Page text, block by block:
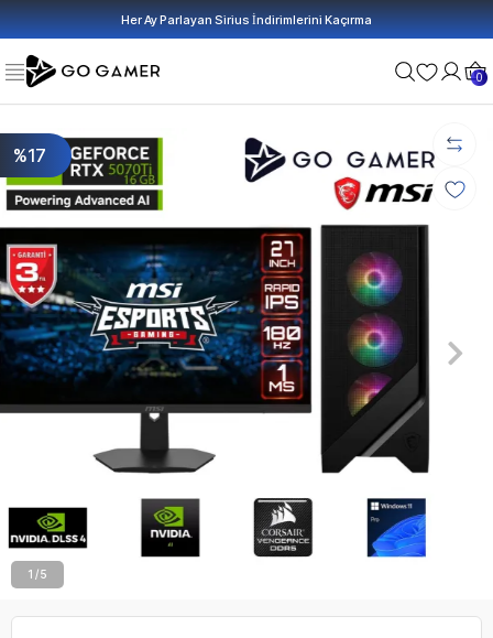
Her Ay Parlayan Sirius İndirimlerini Kaçırma
0
%17
2 / 5